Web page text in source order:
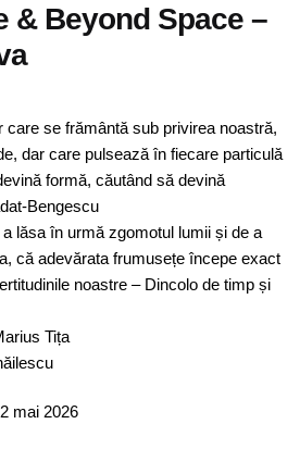
& Beyond Space –
care se frământă sub privirea noastră,
dar care pulsează în fiecare particulă
formă, căutând să devină
Bengescu
lăsa în urmă zgomotul lumii și de a
că adevărata frumusețe începe exact
noastre – Dincolo de timp și
Tița
mai 2026